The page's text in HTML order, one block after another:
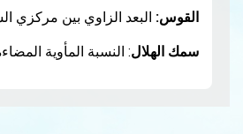
الزاوي بين مركزي الشمس والقمر.
: النسبة المأوية المضاءة من سطح القمر.